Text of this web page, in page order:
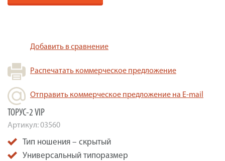
Добавить в сравнение
Распечатать коммерческое предложение
Отправить коммерческое предложение на E-mail
ТОРУС-2 VIP
Артикул:03560
Тип ношения – скрытый
Универсальный типоразмер